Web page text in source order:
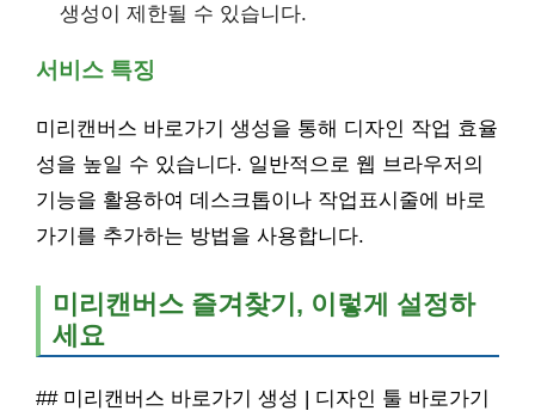
생성이 제한될 수 있습니다.
서비스 특징
미리캔버스 바로가기 생성을 통해 디자인 작업 효율
성을 높일 수 있습니다. 일반적으로 웹 브라우저의
기능을 활용하여 데스크톱이나 작업표시줄에 바로
가기를 추가하는 방법을 사용합니다.
미리캔버스 즐겨찾기, 이렇게 설정하
세요
## 미리캔버스 바로가기 생성 | 디자인 툴 바로가기